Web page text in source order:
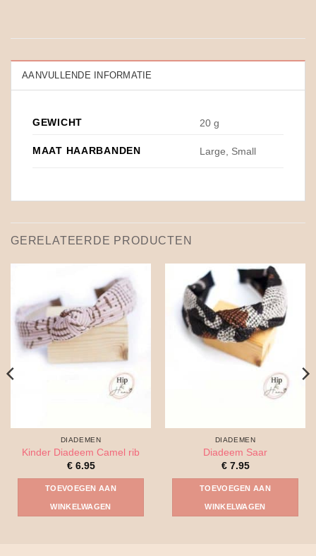
AANVULLENDE INFORMATIE
GEWICHT 20 g
MAAT HAARBANDEN Large, Small
GERELATEERDE PRODUCTEN
DIADEMEN
Kinder Diadeem Camel rib
€6.95
TOEVOEGEN AAN
WINKELWAGEN
DIADEMEN
Diadeem Saar
€7.95
TOEVOEGEN AAN
WINKELWAGEN